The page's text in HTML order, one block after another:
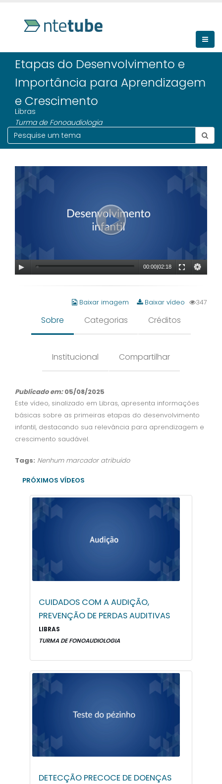
Etapas do Desenvolvimento e
Importância para Aprendizagem
e Crescimento
Libras
Turma de Fonoaudiologia
00:00|02:18
Baixar imagem Baixar vídeo 347
Sobre Categorias Créditos
Institucional Compartilhar
Publicado em:05/08/2025
Este vídeo, sinalizado em Libras, apresenta informações
básicas sobre as primeiras etapas do desenvolvimento
infantil, destacando sua relevância para aprendizagem e
crescimento saudável.
Tags: Nenhum marcador atribuido
PRÓXIMOS VÍDEOS
CUIDADOS COM A AUDIÇÃO,
PREVENÇÃO DE PERDAS AUDITIVAS
LIBRAS
TURMA DE FONOAUDIOLOGIA
DETECÇÃO PRECOCE DE DOENÇAS